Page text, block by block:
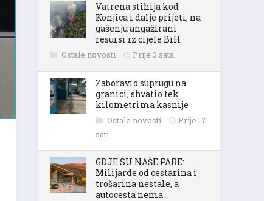
Vatrena stihija kod
Konjica i dalje prijeti, na
gašenju angažirani
resursi iz cijele BiH
Ostale novosti Prije 3 sata
Zaboravio suprugu na
granici, shvatio tek
kilometrima kasnije
Ostale novosti
Prije 17
sati
GDJE SU NAŠE PARE:
Milijarde od cestarina i
trošarina nestale, a
autocesta nema